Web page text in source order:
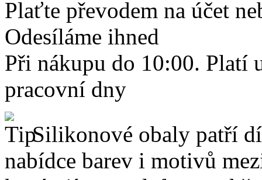
Plaťte převodem na účet
Odesíláme ihned
Při nákupu do 10:00. Platí
pracovní dny
Silikonové obaly patří
nabídce barev i motivů